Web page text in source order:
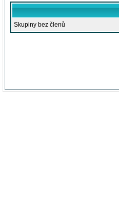
Skupiny bez členů